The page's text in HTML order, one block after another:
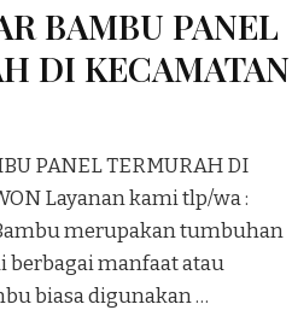
BAMBU PANEL
DI KECAMATAN
PANEL TERMURAH DI
Layanan kami tlp/wa :
merupakan tumbuhan
berbagai manfaat atau
biasa digunakan …